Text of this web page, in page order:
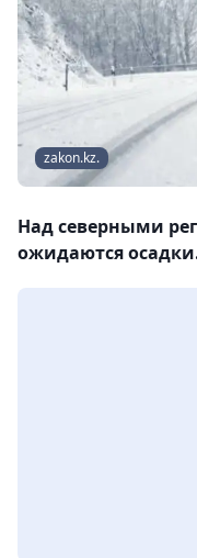
zakon.kz.
Над северными
ожидаются